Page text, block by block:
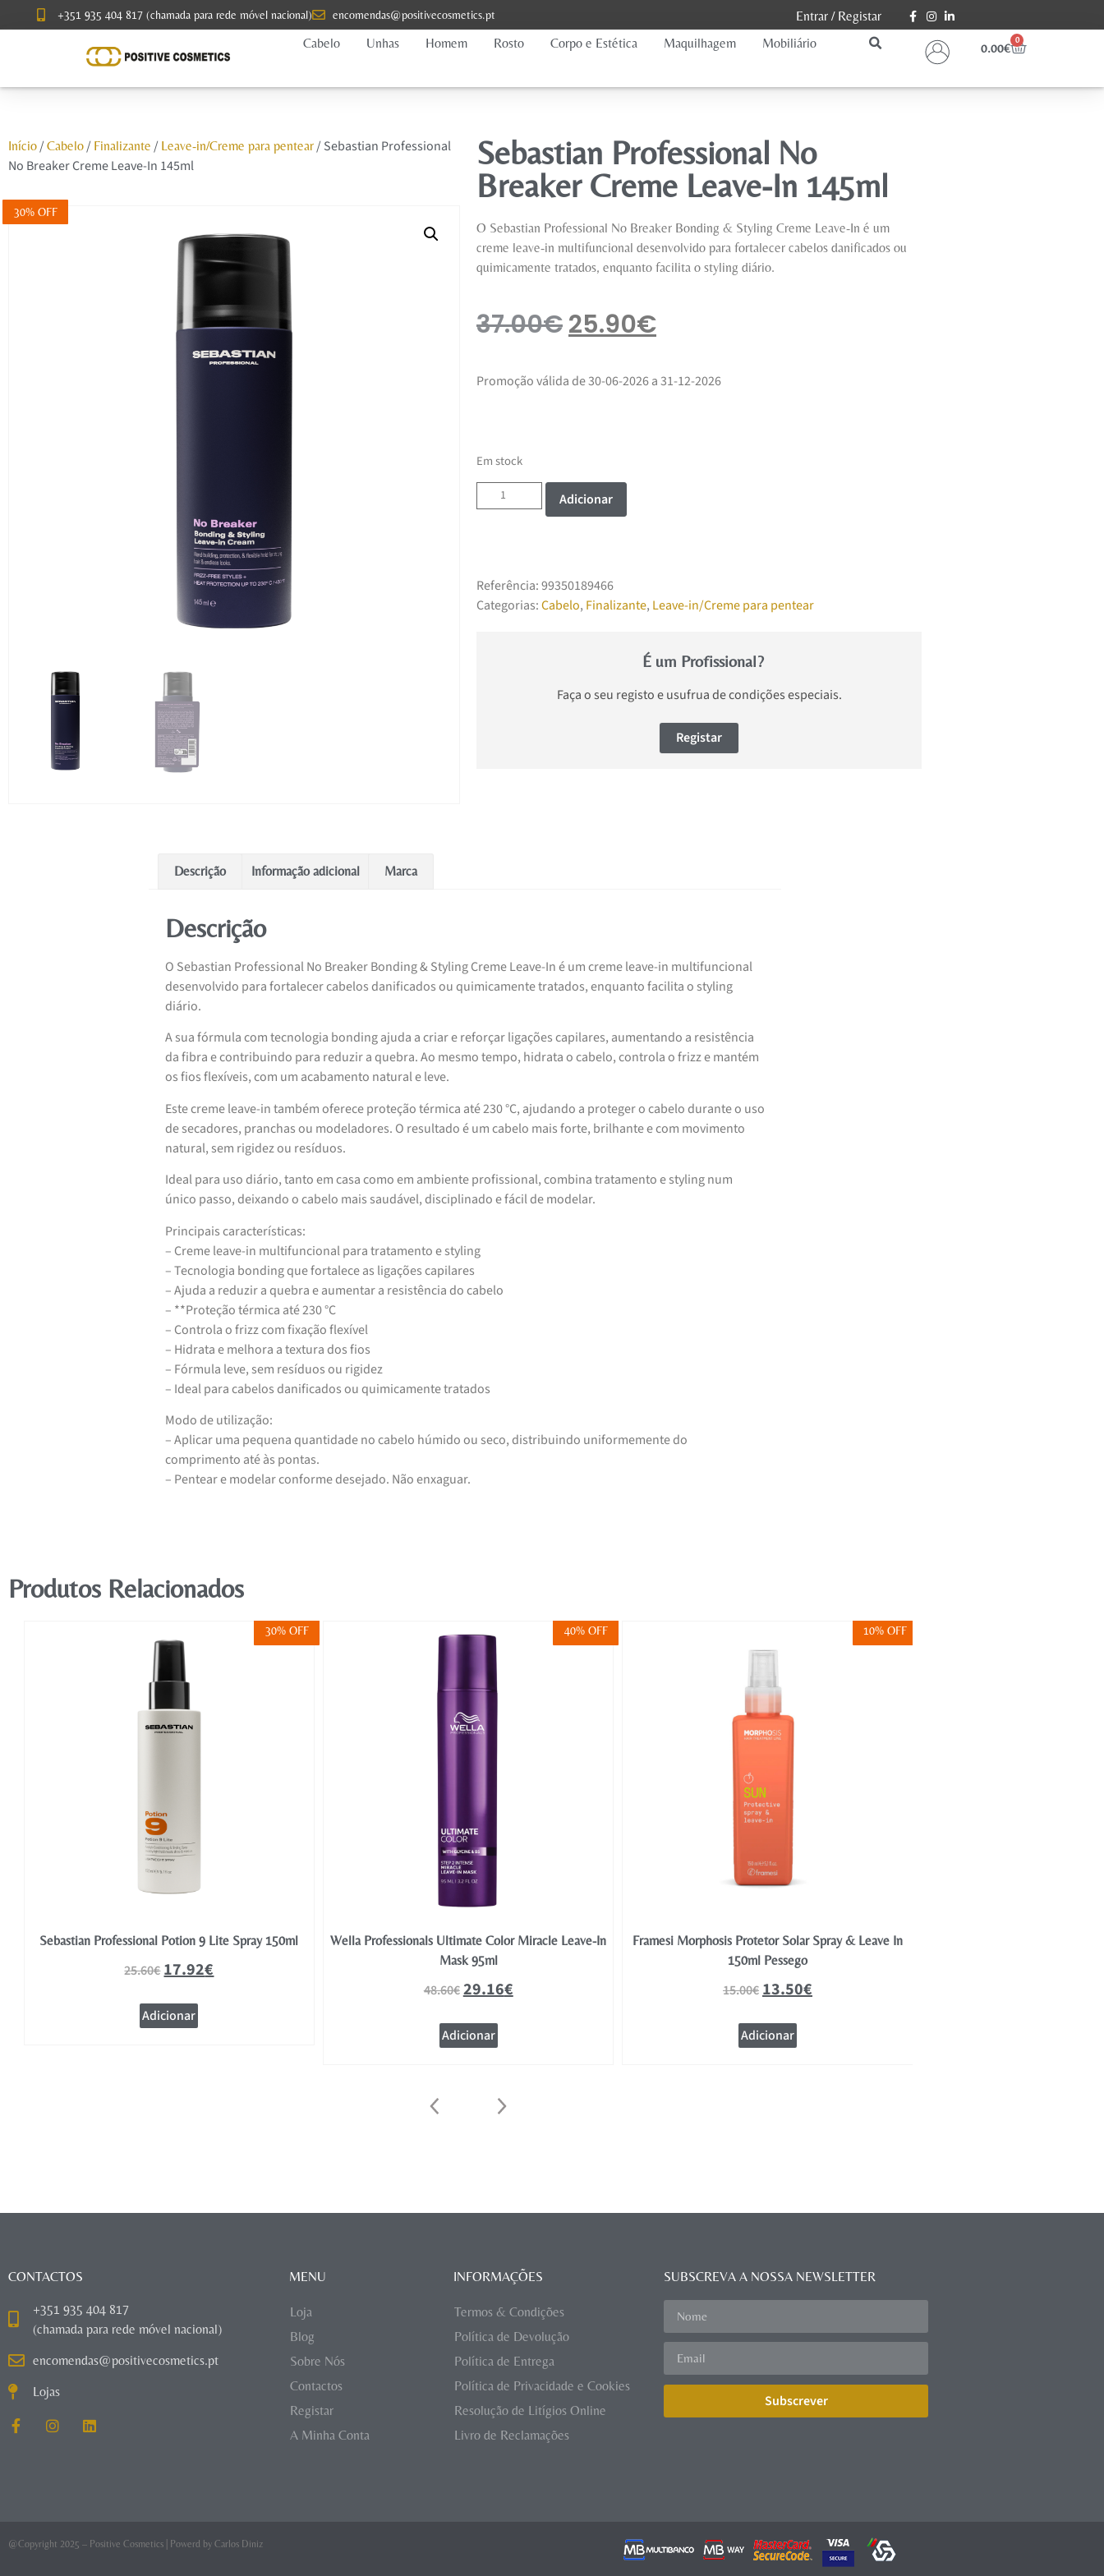
+351 935 404 817 (chamada para rede móvel nacional) encomendas@positivecosmetics.pt Entrar/ Registar
Cabelo
Unhas Homem Rosto Corpo e Estética Maquilhagem Mobiliário 0.00€
0
Início/ Cabelo/ Finalizante / Leave-in/Creme para pentear/ Sebastian Professional
No Breaker Creme Leave-In 145ml
30% OFF
Sebastian Professional No
Breaker Creme Leave-In 145ml
O Sebastian Professional No Breaker Bonding & Styling Creme Leave-In é um
creme leave-in multifuncional desenvolvido para fortalecer cabelos danificados ou
quimicamente tratados, enquanto facilita o styling diário.
37.00€25.90€
Promoção válida de 30-06-2026 a 31-12-2026
Em stock
Adicionar
Referência:99350189466
Categorias:Cabelo, Finalizante, Leave-in/Creme para pentear
É um Profissional?
Faça o seu registo e usufrua de condições especiais.
Registar
Descrição Informação adicional Marca
Descrição
O Sebastian Professional No Breaker Bonding & Styling Creme Leave-In é um creme leave-in multifuncional
desenvolvido para fortalecer cabelos danificados ou quimicamente tratados, enquanto facilita o styling
diário.
A sua fórmula com tecnologia bonding ajuda a criar e reforçar ligações capilares, aumentando a resistência
da fibra e contribuindo para reduzir a quebra. Ao mesmo tempo, hidrata o cabelo, controla o frizz e mantém
os fios flexíveis, com um acabamento natural e leve.
Este creme leave-in também oferece proteção térmica até 230 °C, ajudando a proteger o cabelo durante o uso
de secadores, pranchas ou modeladores. O resultado é um cabelo mais forte, brilhante e com movimento
natural, sem rigidez ou resíduos.
Ideal para uso diário, tanto em casa como em ambiente profissional, combina tratamento e styling num
único passo, deixando o cabelo mais saudável, disciplinado e fácil de modelar.
Principais características:
– Creme leave-in multifuncional para tratamento e styling
– Tecnologia bonding que fortalece as ligações capilares
– Ajuda a reduzir a quebra e aumentar a resistência do cabelo
– **Proteção térmica até 230 °C
– Controla o frizz com fixação flexível
– Hidrata e melhora a textura dos fios
– Fórmula leve, sem resíduos ou rigidez
– Ideal para cabelos danificados ou quimicamente tratados
Modo de utilização:
– Aplicar uma pequena quantidade no cabelo húmido ou seco, distribuindo uniformemente do
comprimento até às pontas.
– Pentear e modelar conforme desejado. Não enxaguar.
Produtos Relacionados
30% OFF
Sebastian Professional Potion 9 Lite Spray 150ml
25.60€ 17.92€
Adicionar
40% OFF
Wella Professionals Ultimate Color Miracle Leave-In
Mask 95ml
48.60€29.16€
Adicionar
10% OFF
Framesi Morphosis Protetor Solar Spray & Leave In
150ml Pessego
15.00€ 13.50€
Adicionar
CONTACTOS
+351 935 404 817
(chamada para rede móvel nacional)
encomendas@positivecosmetics.pt
Lojas
MENU
Loja
Blog
Sobre Nós
Contactos
Registar
A Minha Conta
INFORMAÇÕES
Termos & Condições
Política de Devolução
Política de Entrega
Política de Privacidade e Cookies
Resolução de Litígios Online
Livro de Reclamações
SUBSCREVA A NOSSA NEWSLETTER
Subscrever
@Copyright 2025 – Positive Cosmetics | Powerd by Carlos Diniz